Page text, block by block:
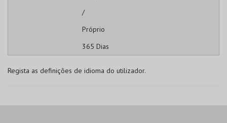
/
Próprio
365 Dias
Regista as definições de idioma do utilizador.